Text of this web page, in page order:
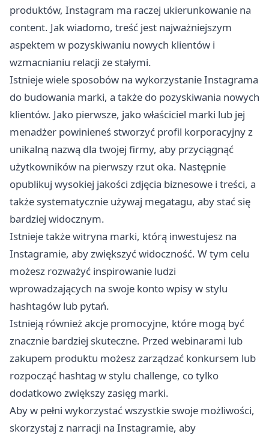
produktów, Instagram ma raczej ukierunkowanie na
content. Jak wiadomo, treść jest najważniejszym
aspektem w pozyskiwaniu nowych klientów i
wzmacnianiu relacji ze stałymi.
Istnieje wiele sposobów na wykorzystanie Instagrama
do budowania marki, a także do pozyskiwania nowych
klientów. Jako pierwsze, jako właściciel marki lub jej
menadżer powinieneś stworzyć profil korporacyjny z
unikalną nazwą dla twojej firmy, aby przyciągnąć
użytkowników na pierwszy rzut oka. Następnie
opublikuj wysokiej jakości zdjęcia biznesowe i treści, a
także systematycznie używaj megatagu, aby stać się
bardziej widocznym.
Istnieje także witryna marki, którą inwestujesz na
Instagramie, aby zwiększyć widoczność. W tym celu
możesz rozważyć inspirowanie ludzi
wprowadzających na swoje konto wpisy w stylu
hashtagów lub pytań.
Istnieją również akcje promocyjne, które mogą być
znacznie bardziej skuteczne. Przed webinarami lub
zakupem produktu możesz zarządzać konkursem lub
rozpocząć hashtag w stylu challenge, co tylko
dodatkowo zwiększy zasięg marki.
Aby w pełni wykorzystać wszystkie swoje możliwości,
skorzystaj z narracji na Instagramie, aby